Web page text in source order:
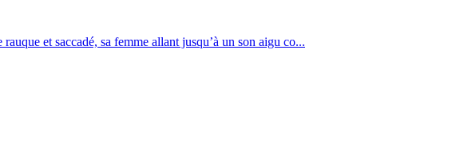
et saccadé, sa femme allant jusqu’à un son aigu co...